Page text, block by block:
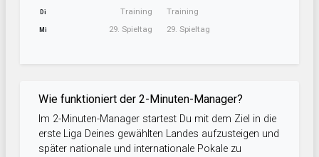
Di Training
Mi 29. Spieltag
Training
29. Spieltag
Wie funktioniert der 2-Minuten-Manager?
Im 2-Minuten-Manager startest Du mit dem Ziel in die
erste Liga Deines gewählten Landes aufzusteigen und
später nationale und internationale Pokale zu